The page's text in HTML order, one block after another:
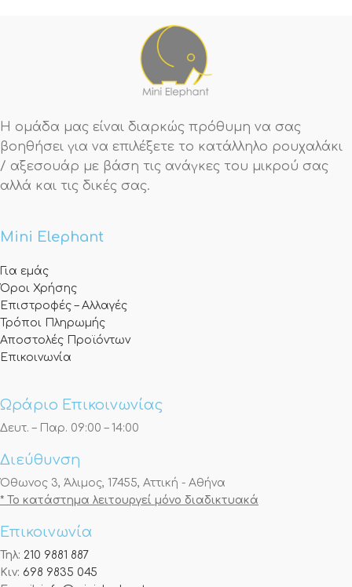
Η ομάδα μας είναι διαρκώς πρόθυμη να σας
βοηθήσει για να επιλέξετε το κατάλληλο ρουχαλάκι
/ αξεσουάρ με βάση τις ανάγκες του μικρού σας
αλλά και τις δικές σας.
Mini Elephant
Για εμάς
Όροι Χρήσης
Επιστροφές – Αλλαγές
Τρόποι Πληρωμής
Αποστολές Προϊόντων
Επικοινωνία
Ωράριο Επικοινωνίας
Δευτ. – Παρ. 09:00 – 14:00
Διεύθυνση
Όθωνος 3, Άλιμος, 17455, Αττική - Αθήνα
* Το κατάστημα λειτουργεί μόνο διαδικτυακά
Επικοινωνία
Τηλ: 210 9881 887
Κιν: 698 9835 045